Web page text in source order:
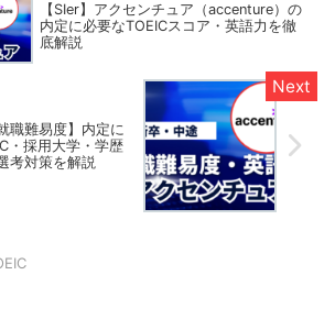
【SIer】アクセンチュア（accenture）の
内定に必要なTOEICスコア・英語力を徹
底解説
職難易度】内定に
・採用大学・学歴
考対策を解説